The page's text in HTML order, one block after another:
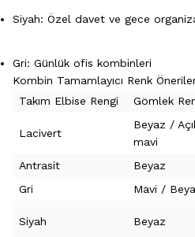
Siyah: Özel davet ve gece
Gri: Günlük ofis kombinleri
Kombin Tamamlayıcı Renk
Takım Elbise Rengi
Gömlek
Lacivert
Beyaz /
mavi
Antrasit Beyaz
Gri
Mavi /
Siyah Beyaz